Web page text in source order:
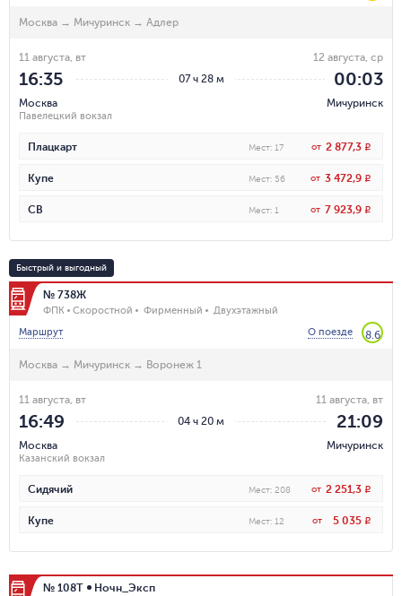
Москва → Мичуринск → Адлер
07 ч 28 м
11 августа, вт
16:35
Москва
Павелецкий вокзал
12 августа, ср
00:03
Мичуринск
Плацкарт Мест: 17 от 2 877,3 R
Купе Мест: 56 от 3 472,9 R
СВ Мест: 1 от 7 923,9 R
Быстрый и выгодный
№ 738Ж
ФПК Скоростной Фирменный
Двухэтажный
Маршрут
О поезде 8.6
Москва → Мичуринск → Воронеж 1
04 ч 20 м
11 августа, вт
16:49
Москва
Казанский вокзал
11 августа, вт
21:09
Мичуринск
Сидячий Мест: 208 от 2 251,3 R
Купе Мест: 12 от 5 035 R
№ 108Т Ночн_Эксп